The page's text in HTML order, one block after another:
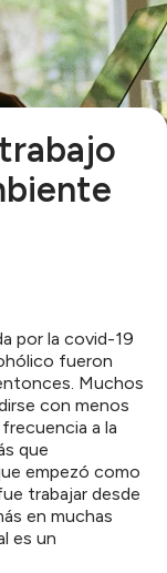
por la covid-19
fueron
Muchos
con menos
a la
que
empezó como
trabajar desde
en muchas
es un